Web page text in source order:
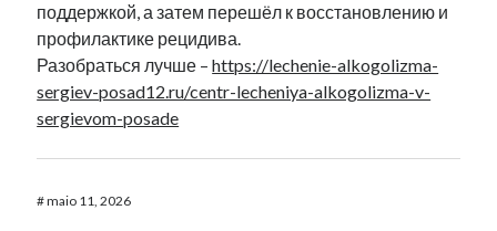
поддержкой, а затем перешёл к восстановлению и
профилактике рецидива.
Разобраться лучше –https://lechenie-alkogolizma-
sergiev-posad12.ru/centr-lecheniya-alkogolizma-v-
sergievom-posade
#maio 11, 2026